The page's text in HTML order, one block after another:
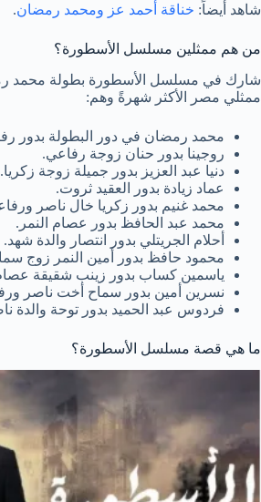
شاهد أيضاً: خناقة أحمد عز ومحمد رمضان.
من هم ممثلين مسلسل الأسطورة؟
شارك في مسلسل الأسطورة بطولة محمد
ممثلي مصر الأكثر شهرةً وهم:
محمد رمضان في دور البطولة بدور
روجينا بدور حنان زوجة رفاعي.
دنيا عبد العزيز بدور جميلة زوجة زكريا.
عماد زيادة بدور العقيد ثروت.
محمد غنيم بدور زكريا خال ناصر
محمد عبد الحافظ بدور عصام النمر.
أحلام الجريتلي بدور انتصار والدة شهد.
محمود حافظ بدور أمين النمر زوج
ياسمين كساب بدور زينب شقيقة عصام
نسرين أمين بدور سماح أخت ناصر
فردوس عبد الحميد بدور توحة والدة
ما هي قصة مسلسل الأسطورة؟